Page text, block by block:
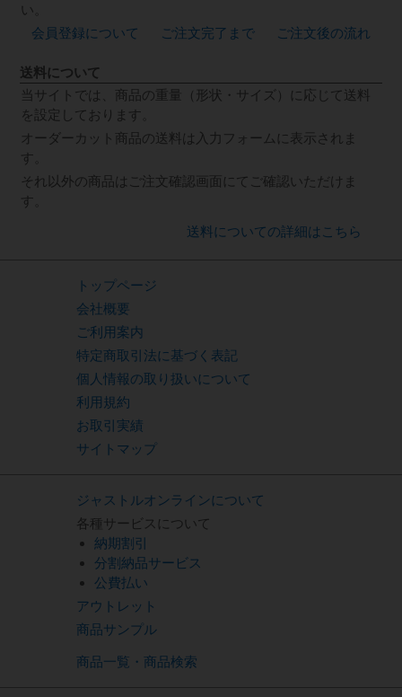
い。
会員登録について
ご注文完了まで ご注文後の流れ
送料について
当サイトでは、商品の重量（形状・サイズ）に応じて送料
を設定しております。
オーダーカット商品の送料は入力フォームに表示されま
す。
それ以外の商品はご注文確認画面にてご確認いただけま
す。
送料についての詳細はこちら
トップページ
会社概要
ご利用案内
特定商取引法に基づく表記
個人情報の取り扱いについて
利用規約
お取引実績
サイトマップ
ジャストルオンラインについて
各種サービスについて
納期割引
分割納品サービス
公費払い
アウトレット
商品サンプル
商品一覧・商品検索